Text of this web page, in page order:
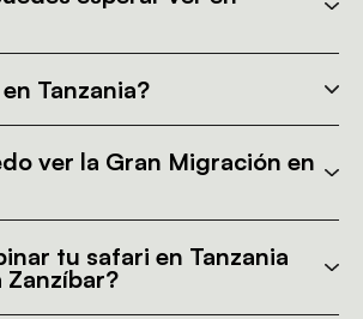
Tanzania?
ver la Gran Migración en
tu safari en Tanzania
Zanzíbar?